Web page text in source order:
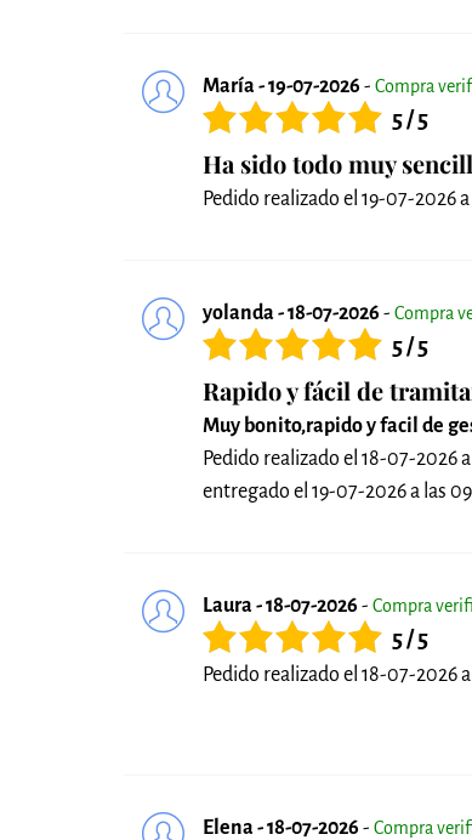
María - 19-07-2026 - Compra
5 / 5
Ha sido todo muy
Pedido realizado el 19-07-2026 a
yolanda - 18-07-2026 - Compra
5 / 5
Rapido y fácil de
Muy bonito,rapido y facil de
Pedido realizado el 18-07-2026
entregado el 19-07-2026 a las
Laura - 18-07-2026 - Compra
5 / 5
Pedido realizado el 18-07-2026
Elena - 18-07-2026 - Compra